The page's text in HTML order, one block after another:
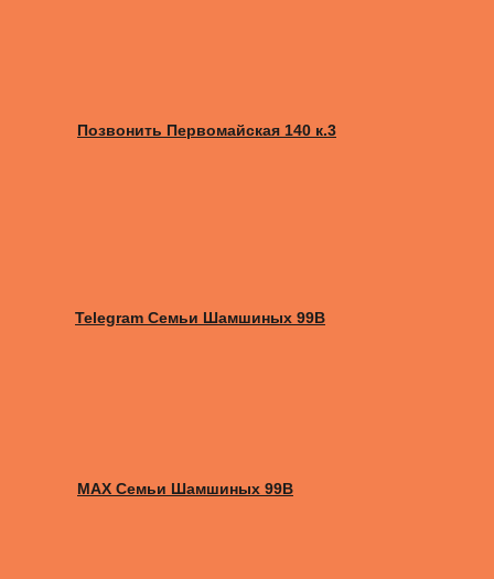
Позвонить Первомайская 140 к.3
Telegram Семьи Шамшиных 99В
MAX Семьи Шамшиных 99В